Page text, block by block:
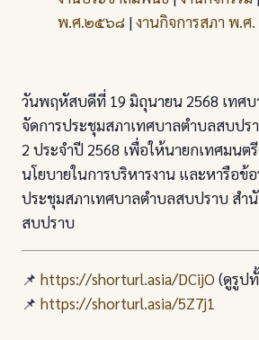
พ.ศ.๒๕๖๘ |งานกิจการสภา พ.
วันพฤหัสบดีที่ 19 มิถุนายน 2568 เทศ
จัดการประชุมสภาเทศบาลตำบลสบป
2 ประจำปี 2568 เพื่อให้นายกเทศมน
นโยบายในการบริหารงาน และหารือข้
ประชุมสภาเทศบาลตำบลสบปราบ สำ
สบปราบ
📌 https://shorturl.asia/DCijO (ดูรูป
📌 https://shorturl.asia/5Z7j1